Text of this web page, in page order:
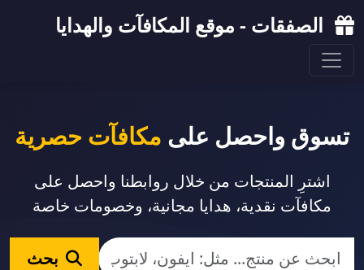
الصفقات - موقع المكافآت والهدايا
تسوق واحصل على مكافآت حصرية
اشترِ المنتجات من خلال روابطنا واحصل على
مكافآت نقدية، هدايا مجانية، وخصومات خاصة
بحث